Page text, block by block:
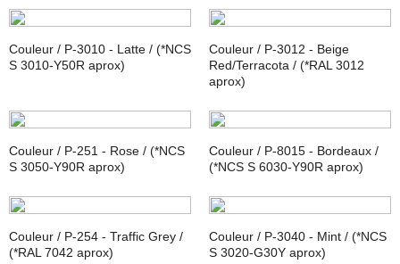
Couleur / P-3010 - Latte / (*NCS
S 3010-Y50R aprox)
Couleur / P-3012 - Beige
Red/Terracota / (*RAL 3012
aprox)
Couleur / P-251 - Rose / (*NCS
S 3050-Y90R aprox)
Couleur / P-8015 - Bordeaux /
(*NCS S 6030-Y90R aprox)
Couleur / P-254 - Traffic Grey /
(*RAL 7042 aprox)
Couleur / P-3040 - Mint / (*NCS
S 3020-G30Y aprox)